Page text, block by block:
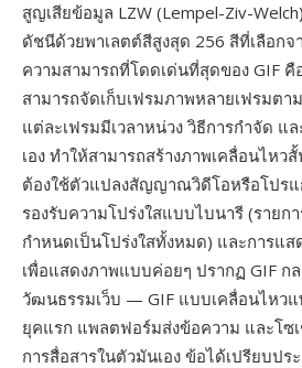
สูญเสียข้อมูล LZW (Lempel-Ziv-
ดัชนีด้วยพาเลตต์สีสูงสุด 256 สีที่เลือก
ความสามารถที่โดดเด่นที่สุดของ GIF คื
สามารถจัดเก็บเฟรมภาพหลายเฟรมตา
แต่ละเฟรมมีเวลาหน่วง วิธีการกำจัด แ
เอง ทำให้สามารถสร้างภาพเคลื่อนไห
ต้องใช้ตัวแปลงสัญญาณวิดีโอหรือโปร
รองรับความโปร่งใสแบบไบนารี (รายก
กำหนดเป็นโปร่งใสทั้งหมด) และการแ
เพื่อแสดงภาพแบบค่อยๆ ปรากฏ GIF
วัฒนธรรมเว็บ — GIF แบบเคลื่อนไหว
ยุคแรก แพลตฟอร์มส่งข้อความ และโซ
การสื่อสารในตัวมันเอง ข้อได้เปรียบปร